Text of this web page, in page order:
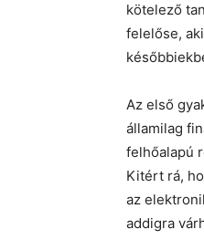
kötelező
felelőse,
Az első
államilag
felhőalapú
Kitért rá,
az
addigra